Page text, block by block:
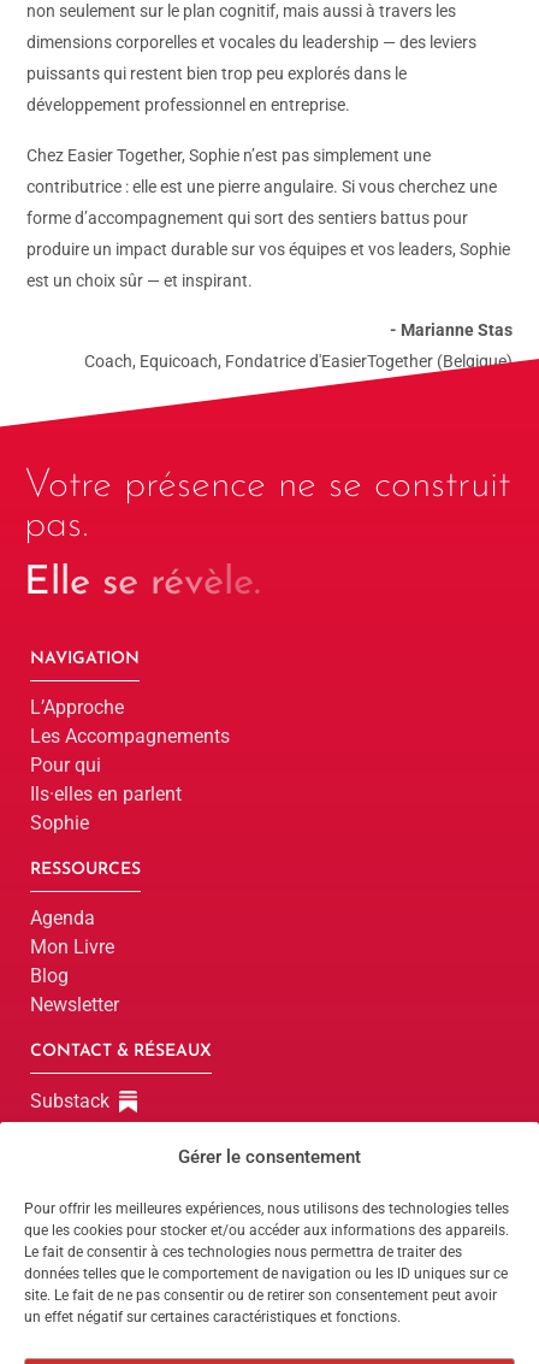
Gérer le consentement
Pour offrir les meilleures expériences, nous utilisons des technologies telles
que les cookies pour stocker et/ou accéder aux informations des appareils.
Le fait de consentir à ces technologies nous permettra de traiter des
données telles que le comportement de navigation ou les ID uniques sur ce
site. Le fait de ne pas consentir ou de retirer son consentement peut avoir
un effet négatif sur certaines caractéristiques et fonctions.
non seulement sur le plan cognitif, mais aussi à travers les
dimensions corporelles et vocales du leadership — des leviers
puissants qui restent bien trop peu explorés dans le
développement professionnel en entreprise.
Chez Easier Together, Sophie n’est pas simplement une
contributrice : elle est une pierre angulaire. Si vous cherchez une
forme d’accompagnement qui sort des sentiers battus pour
produire un impact durable sur vos équipes et vos leaders, Sophie
est un choix sûr — et inspirant.
- Marianne Stas
Coach, Equicoach, Fondatrice d'EasierTogether (Belgique)
Votre présence ne se construit
pas.
Elle se révèle.
NAVIGATION
L’Approche
Les Accompagnements
Pour qui
Ils·elles en parlent
Sophie
RESSOURCES
Agenda
Mon Livre
Blog
Newsletter
CONTACT & RÉSEAUX
Substack
Parlons-en !
Parlons-en !
Website by Dimitri